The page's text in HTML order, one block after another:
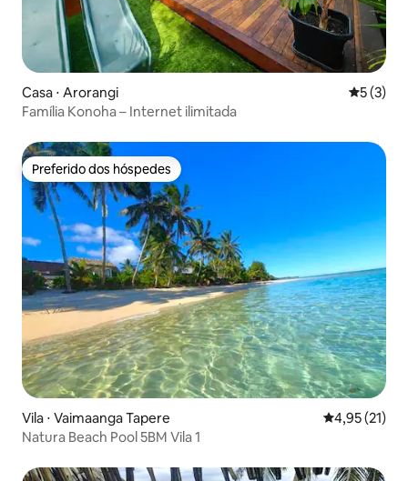
Casa ⋅ Arorangi 5 de
5 (3)
Família Konoha – Internet ilimitada
Preferido dos hóspedes
Preferido dos hóspedes
Vila ⋅ Vaimaanga Tapere 4,95 de uma
4,95 (21)
Natura Beach Pool 5BM Vila 1